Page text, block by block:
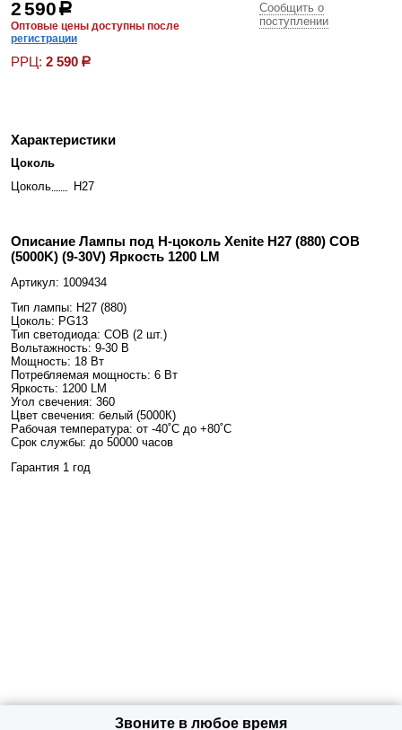
2 590р
Оптовые цены доступны после
регистрации
РРЦ: 2 590 р
Сообщить о
поступлении
Характеристики
Цоколь
Цоколь
Н27
Описание Лампы под Н-цоколь Xenite H27 (880) COB
(5000K) (9-30V) Яркость 1200 LM
Артикул: 1009434
Тип лампы: H27 (880)
Цоколь: PG13
Тип светодиода: COB (2 шт.)
Вольтажность: 9-30 В
Мощность: 18 Вт
Потребляемая мощность: 6 Вт
Яркость: 1200 LM
Угол свечения: 360
Цвет свечения: белый (5000К)
Рабочая температура: от -40˚С до +80˚С
Срок службы: до 50000 часов
Гарантия 1 год